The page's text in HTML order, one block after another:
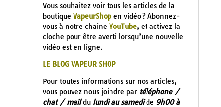
Vous souhaitez voir tous les articles de la
boutique VapeurShopen vidéo ? Abonnez-
vous à notre chaine YouTube, et activez la
cloche pour être averti lorsqu’une nouvelle
vidéo est en ligne.
LE BLOG VAPEUR SHOP
Pour toutes informations sur nos articles,
vous pouvez nous joindre par téléphone /
chat / maildu lundi au samedide 9h00 à